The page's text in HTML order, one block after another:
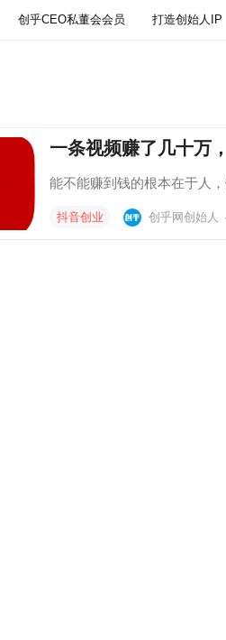
创乎CEO私董会会员 打造创始人IP
一条视频赚了几十万
能不能赚到钱的根本在于人
抖音创业 创乎网创始人 ·